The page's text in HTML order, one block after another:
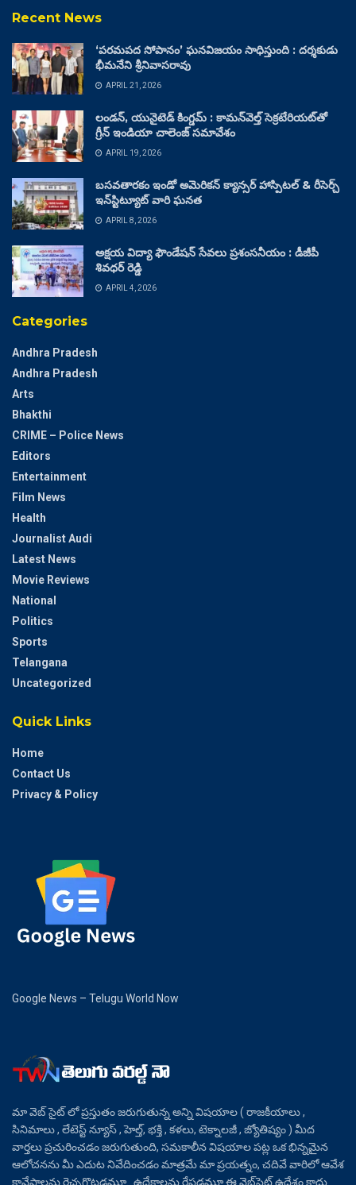
Recent News
‘పరమపద సోపానం’ ఘనవిజయం సాధిస్తుంది : దర్శకుడు
భీమనేని శ్రీనివాసరావు
APRIL 21, 2026
లండన్, యునైటెడ్ కింగ్డమ్ : కామన్‌వెల్త్ సెక్రటేరియట్‌తో
గ్రీన్ ఇండియా చాలెంజ్ సమావేశం
APRIL 19, 2026
బసవతారకం ఇండో అమెరికన్ క్యాన్సర్ హాస్పిటల్ & రీసెర్చ్
ఇన్‌స్టిట్యూట్ వారి ఘనత
APRIL 8, 2026
అక్షయ విద్యా ఫౌండేషన్ సేవలు ప్రశంసనీయం : డీజీపీ
శివధర్ రెడ్డి
APRIL 4, 2026
Categories
Andhra Pradesh
Andhra Pradesh
Arts
Bhakthi
CRIME – Police News
Editors
Entertainment
Film News
Health
Journalist Audi
Latest News
Movie Reviews
National
Politics
Sports
Telangana
Uncategorized
Quick Links
Home
Contact Us
Privacy & Policy
Google News – Telugu World Now
మా వెబ్ సైట్ లో ప్రస్తుతం జరుగుతున్న అన్ని విషయాల ( రాజకీయాలు ,
సినిమాలు , లేటెస్ట్ న్యూస్ , హెల్త్, భక్తి , కళలు, టెక్నాలజీ , జ్యోతిష్యం ) మీద
వార్తలు ప్రచురించడం జరుగుతుంది, సమకాలీన విషయాల పట్ల ఒక భిన్నమైన
ఆలోచనను మీ ఎదుట నివేదించడం మాత్రమే మా ప్రయత్నం, చదివే వారిలో ఆవేశ
కావేషాలను రెచ్చగొట్టడమూ.. ఉద్రేకాలను రేపడమూ ఈ వెబ్‌సైట్ ఉద్దేశం కాదు.